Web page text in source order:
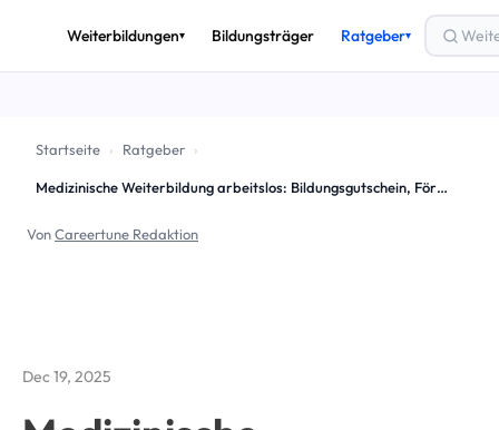
Weiterbildungen▾ Bildungsträger Ratgeber▾
💶
Startseite › Ratgeber ›
Medizinische Weiterbildung arbeitslos: Bildungsgutschein, Förderung &amp; die besten Kurse 2025
VonCareertune Redaktion
Dec 19, 2025